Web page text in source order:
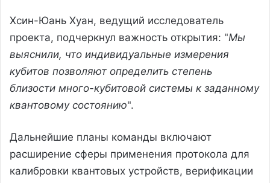
Хсин-Юань Хуан, ведущий исследователь
проекта, подчеркнул важность открытия: "Мы
выяснили, что индивидуальные измерения
кубитов позволяют определить степень
близости много-кубитовой системы к заданному
квантовому состоянию".
Дальнейшие планы команды включают
расширение сферы применения протокола для
калибровки квантовых устройств, верификации